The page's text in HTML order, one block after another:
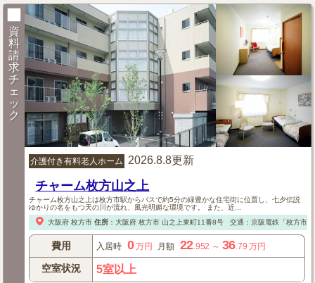
資
料
請
求
チ
ェ
ッ
ク
介護付き有料老人ホーム 2026.8.8更新
チャーム枚方山之上
チャーム枚方山之上は枚方市駅からバスで約5分の緑豊かな住宅街に位置し、七夕伝説
ゆかりの名をもつ天の川が流れ、風光明媚な環境です。 また、近...
大阪府 枚方市 住所： 大阪府 枚方市山之上東町11番8号 交通：京阪電鉄「枚方市
費用 入居時 0万円 月額 22.952 ～ 36.79 万円
空室状況 5室以上